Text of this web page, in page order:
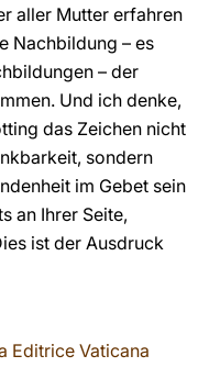
aller Mutter erfahren
Nachbildung – es
– der
Und ich denke,
das Zeichen nicht
sondern
im Gebet sein
an Ihrer Seite,
ist der Ausdruck
Vaticana